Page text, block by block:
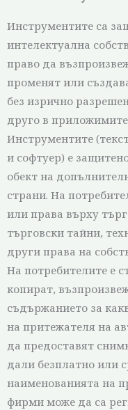
Инструментите са
интелектуална
право да
променят или
без изрично
друго в
Инструментите
и софтуер) е
обект на
страни. На
или права върху
търговски тайни,
други права на
На потребителите е
копират,
съдържанието за
на притежателя на
да предоставят
дали безплатно или
наименованията на
фирми може да са